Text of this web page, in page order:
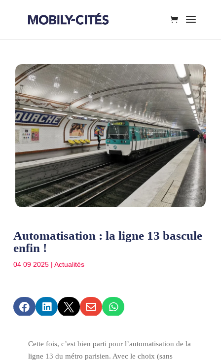
Automatisation : la ligne 13 bascule
enfin !
04 09 2025| Actualités
    
Cette fois, c’est bien parti pour l’automatisation de la
ligne 13 du métro parisien. Avec le choix (sans